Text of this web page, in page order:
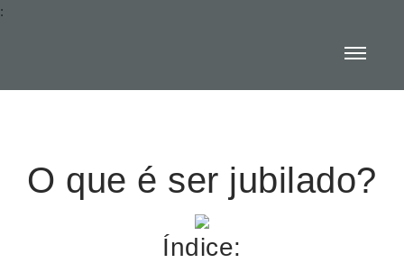
:
O que é ser jubilado?
Índice: